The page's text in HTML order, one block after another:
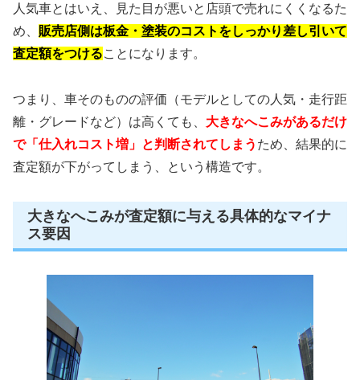
人気車とはいえ、見た目が悪いと店頭で売れにくくなるた
め、 販売店側は板金・塗装のコストをしっかり差し引いて
査定額をつけることになります。
つまり、車そのものの評価（モデルとしての人気・走行距
離・グレードなど）は高くても、 大きなへこみがあるだけ
で「仕入れコスト増」と判断されてしまう ため、結果的に
査定額が下がってしまう、という構造です。
大きなへこみが査定額に与える具体的なマイナ
ス要因